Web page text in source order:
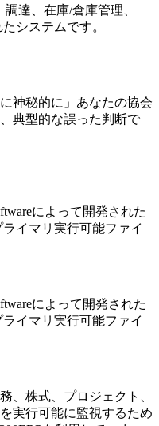
達、在庫/倉庫管理、
システムです。
神秘的に」あなたの協会
典型的な誤った判断で
によって開発された
イマリ実行可能ファイ
によって開発された
イマリ実行可能ファイ
、株式、プロジェクト、
実行可能に監視するため